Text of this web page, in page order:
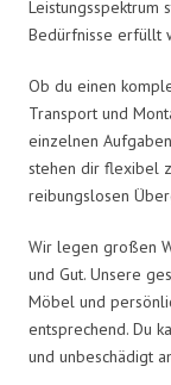
Leistungsspektrum
Bedürfnisse erfüllt
Ob du einen
Transport und
einzelnen
stehen dir flexibel
reibungslosen
Wir legen großen
und Gut. Unsere
Möbel und
entsprechend. Du
und unbeschädigt